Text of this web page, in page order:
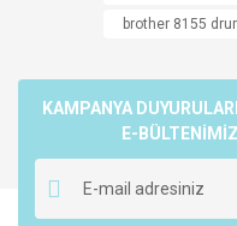
Ürün açıklamasında
Ürün bilgilerinde
Bu ürüne benzer farklı
brother 8155
KAMPANYA
E-